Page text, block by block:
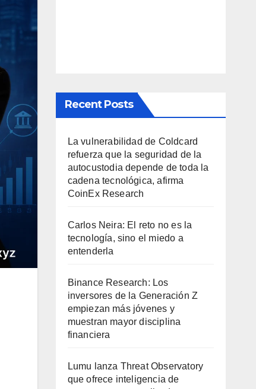
Recent Posts
La vulnerabilidad de Coldcard
refuerza que la seguridad de la
autocustodia depende de toda la
cadena tecnológica, afirma
CoinEx Research
Carlos Neira: El reto no es la
tecnología, sino el miedo a
entenderla
Binance Research: Los
inversores de la Generación Z
empiezan más jóvenes y
muestran mayor disciplina
financiera
Lumu lanza Threat Observatory
que ofrece inteligencia de